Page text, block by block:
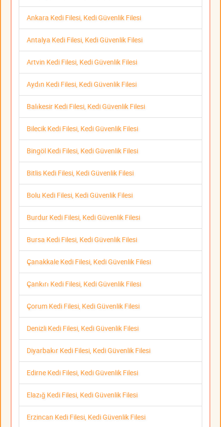
Ankara Kedi Filesi, Kedi Güvenlik Filesi
Antalya Kedi Filesi, Kedi Güvenlik Filesi
Artvin Kedi Filesi, Kedi Güvenlik Filesi
Aydın Kedi Filesi, Kedi Güvenlik Filesi
Balıkesir Kedi Filesi, Kedi Güvenlik Filesi
Bilecik Kedi Filesi, Kedi Güvenlik Filesi
Bingöl Kedi Filesi, Kedi Güvenlik Filesi
Bitlis Kedi Filesi, Kedi Güvenlik Filesi
Bolu Kedi Filesi, Kedi Güvenlik Filesi
Burdur Kedi Filesi, Kedi Güvenlik Filesi
Bursa Kedi Filesi, Kedi Güvenlik Filesi
Çanakkale Kedi Filesi, Kedi Güvenlik Filesi
Çankırı Kedi Filesi, Kedi Güvenlik Filesi
Çorum Kedi Filesi, Kedi Güvenlik Filesi
Denizli Kedi Filesi, Kedi Güvenlik Filesi
Diyarbakır Kedi Filesi, Kedi Güvenlik Filesi
Edirne Kedi Filesi, Kedi Güvenlik Filesi
Elazığ Kedi Filesi, Kedi Güvenlik Filesi
Erzincan Kedi Filesi, Kedi Güvenlik Filesi